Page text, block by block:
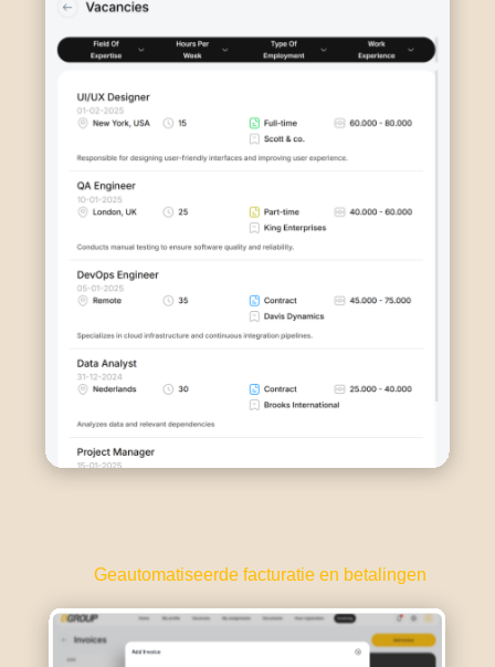
Geautomatiseerde facturatie en betalingen